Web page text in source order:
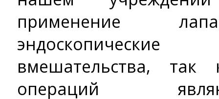
применение
вмешательства,
операций